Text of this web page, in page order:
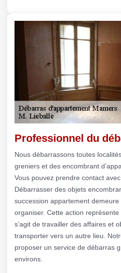
Professionnel du
Nous débarrassons toutes
greniers et des encombrant
Vous pouvez prendre contact
Débarrasser des objets
succession appartement
organiser. Cette action représente
s’agit de travailler des affaires et
transporter vers un autre lieu.
proposer un service de débarras
environs.